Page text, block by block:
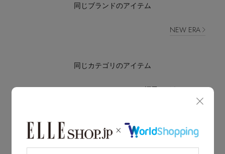
同じブランドのアイテム
NEW ERA
同じカテゴリのアイテム
帽子・イヤーマフ
LATEST TOPICS